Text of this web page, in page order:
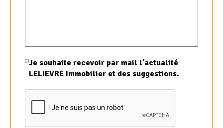
Je souhaite recevoir par mail l'actualité
LELIEVRE Immobilier et des suggestions.